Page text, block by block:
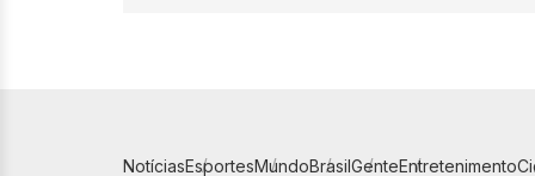
NotíciasEsportesMundoBrasilGenteEntretenimento